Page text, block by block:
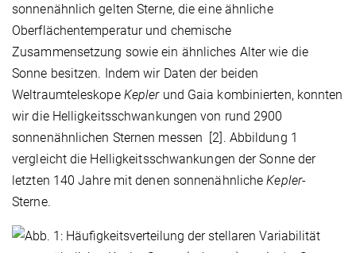
sonnenähnlich gelten Sterne, die eine ähnliche
Oberflächentemperatur und chemische
Zusammensetzung sowie ein ähnliches Alter wie die
Sonne besitzen. Indem wir Daten der beiden
Weltraumteleskope Kepler und Gaia kombinierten, konnten
wir die Helligkeitsschwankungen von rund 2900
sonnenähnlichen Sternen messen [2]. Abbildung 1
vergleicht die Helligkeitsschwankungen der Sonne der
letzten 140 Jahre mit denen sonnenähnlicheKepler-
Sterne.